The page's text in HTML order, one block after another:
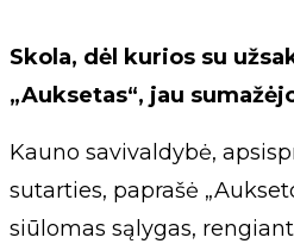
Skola, dėl kurios su
„Auksetas“, jau
Kauno savivaldybė,
sutarties, paprašė
siūlomas sąlygas,